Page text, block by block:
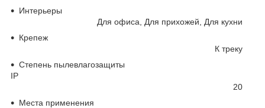
Интерьеры
Для офиса, Для прихожей, Для кухни
Крепеж
К треку
Степень пылевлагозащиты
IP
20
Места применения